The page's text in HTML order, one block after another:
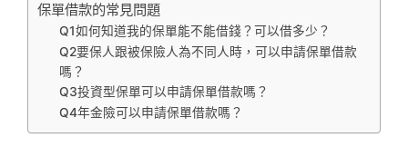
保單借款的常見問題
Q1如何知道我的保單能不能借錢？可以借多少？
Q2要保人跟被保險人為不同人時，可以申請保單借款
嗎？
Q3投資型保單可以申請保單借款嗎？
Q4年金險可以申請保單借款嗎？